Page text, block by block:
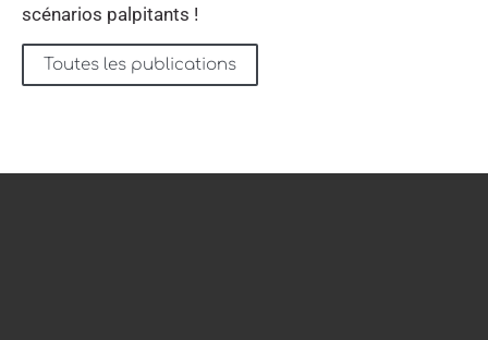
scénarios palpitants !
Toutes les publications